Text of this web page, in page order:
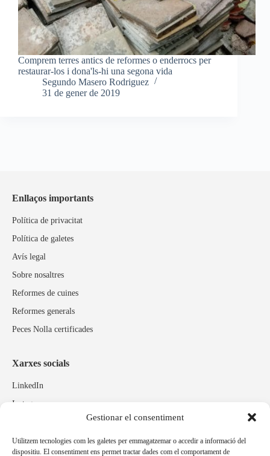
Gestionar el consentiment
Utilitzem tecnologies com les galetes per emmagatzemar o accedir a informació del
dispositiu. El consentiment ens permet tractar dades com el comportament de
Comprem terres antics de reformes o enderrocs per
restaurar-los i dona'ls-hi una segona vida
Segundo Masero Rodriguez
31 de gener de 2019
Enllaços importants
Política de privacitat
Política de galetes
Avís legal
Sobre nosaltres
Reformes de cuines
Reformes generals
Peces Nolla certificades
Xarxes socials
LinkedIn
Instagram